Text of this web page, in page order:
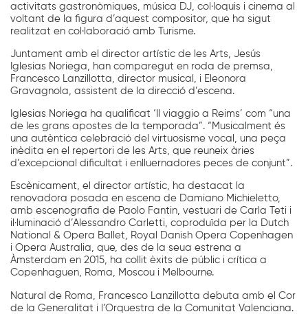
activitats gastronòmiques, música DJ, col·loquis i cinema al
voltant de la figura d’aquest compositor, que ha sigut
realitzat en col·laboració amb Turisme.
Juntament amb el director artístic de les Arts, Jesús
Iglesias Noriega, han comparegut en roda de premsa,
Francesco Lanzillotta, director musical, i Eleonora
Gravagnola, assistent de la direcció d’escena.
Iglesias Noriega ha qualificat ‘Il viaggio a Reims’ com “una
de les grans apostes de la temporada”. “Musicalment és
una autèntica celebració del virtuosisme vocal, una peça
inèdita en el repertori de les Arts, que reuneix àries
d’excepcional dificultat i enlluernadores peces de conjunt”.
Escènicament, el director artístic, ha destacat la
renovadora posada en escena de Damiano Michieletto,
amb escenografia de Paolo Fantin, vestuari de Carla Teti i
il·luminació d’Alessandro Carletti, coproduïda per la Dutch
National & Opera Ballet, Royal Danish Opera Copenhagen
i Opera Australia, que, des de la seua estrena a
Àmsterdam en 2015, ha collit èxits de públic i crítica a
Copenhaguen, Roma, Moscou i Melbourne.
Natural de Roma, Francesco Lanzillotta debuta amb el Cor
de la Generalitat i l’Orquestra de la Comunitat Valenciana.